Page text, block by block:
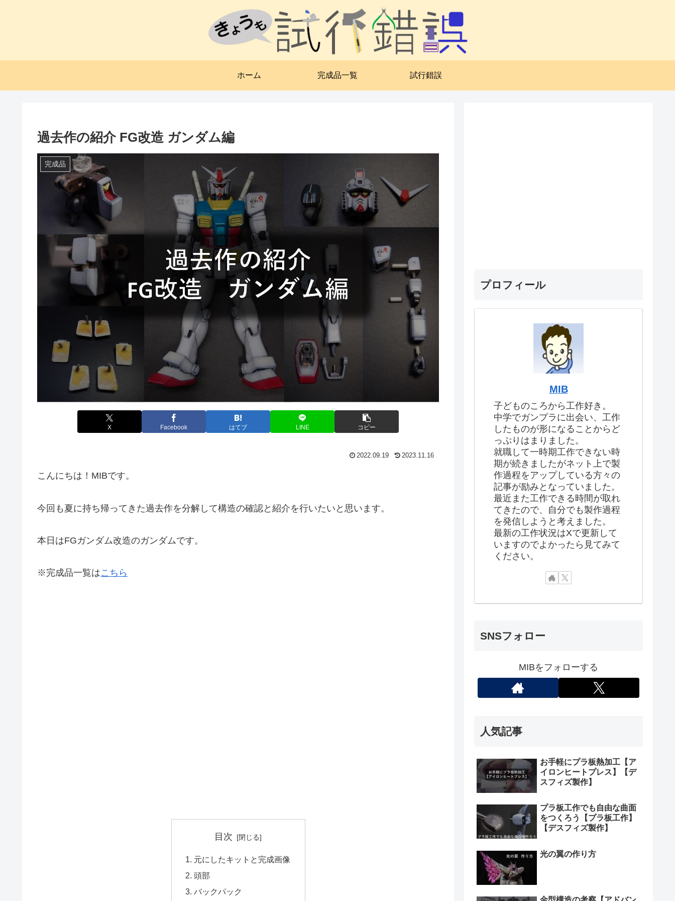
ホーム 完成品一覧 試行錯誤
過去作の紹介 FG改造 ガンダム編
完成品
X Facebook はてブ LINE コピー
2022.09.19 2023.11.16
こんにちは！MIBです。
今回も夏に持ち帰ってきた過去作を分解して構造の確認と紹介を行いたいと思います。
本日はFGガンダム改造のガンダムです。
※完成品一覧はこちら
目次
元にしたキットと完成画像
頭部
バックパック
プロフィール
MIB
子どものころから工作好き。
中学でガンプラに出会い、工作
したものが形になることからど
っぷりはまりました。
就職して一時期工作できない時
期が続きましたがネット上で製
作過程をアップしている方々の
記事が励みとなっていました。
最近また工作できる時間が取れ
てきたので、自分でも製作過程
を発信しようと考えました。
最新の工作状況はXで更新して
いますのでよかったら見てみて
ください。
SNSフォロー
MIBをフォローする
人気記事
お手軽にプラ板熱加工【ア
イロンヒートプレス】【デ
スフィズ製作】
プラ板工作でも自由な曲面
をつくろう【プラ板工作】
【デスフィズ製作】
光の翼の作り方